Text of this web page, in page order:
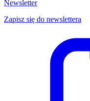
Newsletter
Zapisz się do newslettera